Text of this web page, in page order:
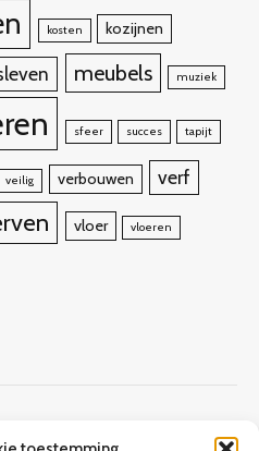
kosten kozijnen
meubels muziek
sfeer succes tapijt
veilig verbouwen verf
vloer vloeren